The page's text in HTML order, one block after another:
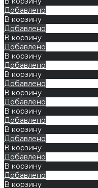
Добавлено
В корзину
Добавлено
В корзину
Добавлено
В корзину
Добавлено
В корзину
Добавлено
В корзину
Добавлено
В корзину
Добавлено
В корзину
Добавлено
В корзину
Добавлено
В корзину
Добавлено
В корзину